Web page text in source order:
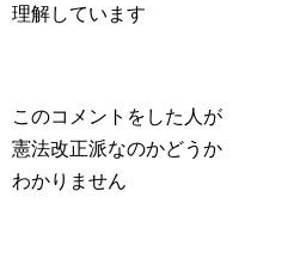
理解しています
このコメントをした人が
憲法改正派なのかどうか
わかりません